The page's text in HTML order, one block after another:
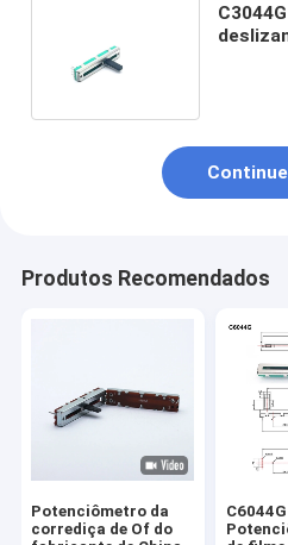
Continue
Produtos Recomendados
Potenciômetro da
corrediça de Of do
C6044G